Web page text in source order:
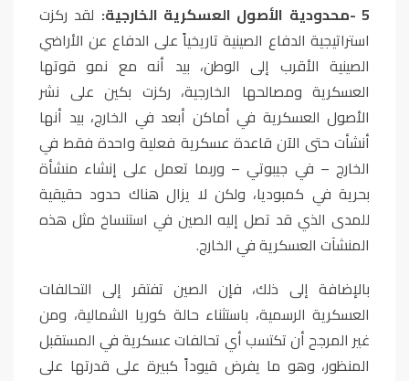
5
-محدودية الأصول العسكرية الخارجية: لقد ركزت
استراتيجية الدفاع الصينية تاريخياً على الدفاع عن الأراضي
الصينية الأقرب إلى الوطن، بيد أنه مع نمو قوتها
العسكرية ومصالحها الخارجية، ركزت بكين على نشر
الأصول العسكرية في أماكن أبعد في الخارج، بيد أنها
أنشأت حتى الآن قاعدة عسكرية فعلية واحدة فقط في
الخارج – في جيبوتي – وربما تعمل على إنشاء منشأة
بحرية في كمبوديا، ولكن لا يزال هناك حدود حقيقية
للمدى الذي قد تصل إليه الصين في استنساخ مثل هذه
المنشآت العسكرية في الخارج.
بالإضافة إلى ذلك، فإن الصين تفتقر إلى التحالفات
العسكرية الرسمية، باستثناء حالة كوريا الشمالية، ومن
غير المرجح أن تكتسب أي تحالفات عسكرية في المستقبل
المنظور، وهو ما يفرض قيوداً كبيرة على قدرتها على